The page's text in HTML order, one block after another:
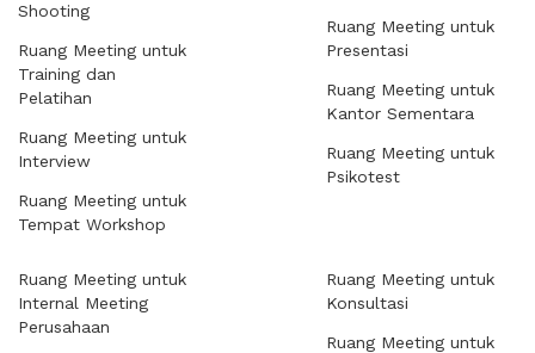
Shooting
Ruang Meeting untuk
Training dan
Pelatihan
Ruang Meeting untuk
Interview
Ruang Meeting untuk
Tempat Workshop
Ruang Meeting untuk
Presentasi
Ruang Meeting untuk
Kantor Sementara
Ruang Meeting untuk
Psikotest
Ruang Meeting untuk
Internal Meeting
Perusahaan
Ruang Meeting untuk
Konsultasi
Ruang Meeting untuk